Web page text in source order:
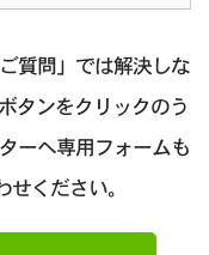
質問」では解決しな
タンをクリックのう
ーへ専用フォームも
ください。